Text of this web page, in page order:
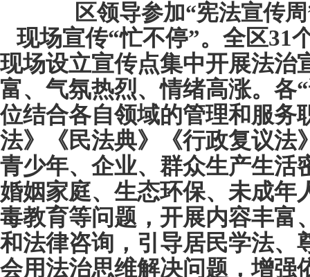
区领导参加“宪法宣传
现场宣传“忙不停”。 全区31
现场设立宣传点集中开展法治
富、气氛热烈、情绪高涨。 各
位结合各自领域的管理和服务
法》《民法典》
《行政复议法
青少年、企业、群众生产生活
婚姻家庭、生态环保、未成年
毒教育等问题，开展内容丰富
和法律咨询，引导居民学法、
会用法治思维解决问题，增强